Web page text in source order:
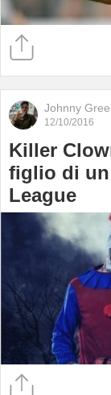
Johnny
12/10/2016
Killer
figlio di un
League